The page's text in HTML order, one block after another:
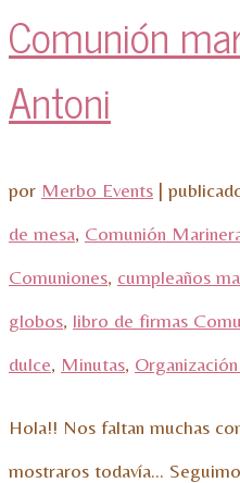
Comunión
Antoni
por Merbo Events |
de mesa, Comunión
Comuniones, cumpleaños
globos, libro de firmas
dulce, Minutas,
Hola!! Nos faltan muchas
mostraros todavía…